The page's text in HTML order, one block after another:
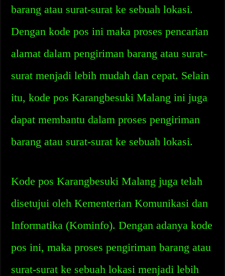
barang atau surat-surat ke sebuah lokasi.
Dengan kode pos ini maka proses pencarian
alamat dalam pengiriman barang atau surat-
surat menjadi lebih mudah dan cepat. Selain
itu, kode pos Karangbesuki Malang ini juga
dapat membantu dalam proses pengiriman
barang atau surat-surat ke sebuah lokasi.
Kode pos Karangbesuki Malang juga telah
disetujui oleh Kementerian Komunikasi dan
Informatika (Kominfo). Dengan adanya kode
pos ini, maka proses pengiriman barang atau
surat-surat ke sebuah lokasi menjadi lebih